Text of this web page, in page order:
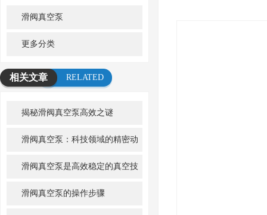
滑阀真空泵
更多分类
相关文章
RELATED
揭秘滑阀真空泵高效之谜
滑阀真空泵：科技领域的精密动
力之源滑阀真空泵是高效稳定的真空技
术之选滑阀真空泵的操作步骤